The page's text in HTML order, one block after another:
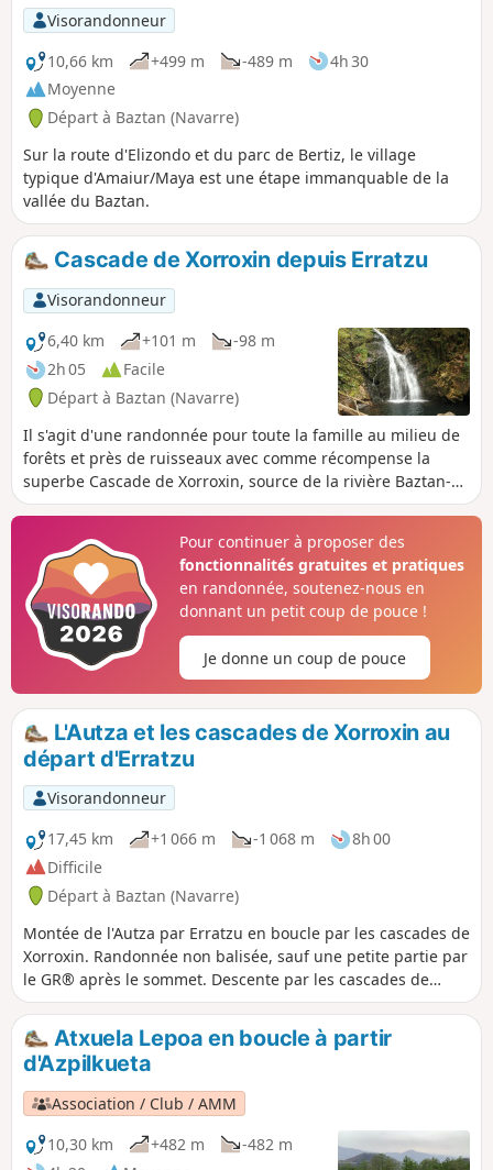
Visorandonneur
10,66 km
+499 m -489 m
4h 30
Moyenne
Départ à Baztan (Navarre)
Sur la route d'Elizondo et du parc de Bertiz, le village
typique d'Amaiur/Maya est une étape immanquable de la
vallée du Baztan.
Cascade de Xorroxin depuis Erratzu
Visorandonneur
6,40 km
+101 m
-98 m
2h 05
Facile
Départ à Baztan (Navarre)
Il s'agit d'une randonnée pour toute la famille au milieu de
forêts et près de ruisseaux avec comme récompense la
superbe Cascade de Xorroxin, source de la rivière Baztan-
Bidassoa... et peut-être la découverte du trésor gardé par
Pour continuer à proposer des
fonctionnalités gratuites et pratiques
en randonnée, soutenez-nous en
donnant un petit coup de pouce !
Je donne un coup de pouce
L'Autza et les cascades de Xorroxin au
départ d'Erratzu
Visorandonneur
17,45 km
+1 066 m -1 068 m
8h 00
Difficile
Départ à Baztan (Navarre)
Montée de l'Autza par Erratzu en boucle par les cascades de
Xorroxin. Randonnée non balisée, sauf une petite partie par
le GR® après le sommet. Descente par les cascades de
Xorroxin, centre d'intérêt.
Atxuela Lepoa en boucle à partir
d'Azpilkueta
Association / Club / AMM
10,30 km
+482 m
-482 m